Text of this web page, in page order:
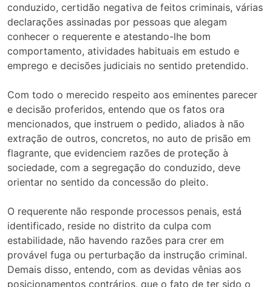
conduzido, certidão negativa de feitos criminais, várias
declarações assinadas por pessoas que alegam
conhecer o requerente e atestando-lhe bom
comportamento, atividades habituais em estudo e
emprego e decisões judiciais no sentido pretendido.
Com todo o merecido respeito aos eminentes parecer
e decisão proferidos, entendo que os fatos ora
mencionados, que instruem o pedido, aliados à não
extração de outros, concretos, no auto de prisão em
flagrante, que evidenciem razões de proteção à
sociedade, com a segregação do conduzido, deve
orientar no sentido da concessão do pleito.
O requerente não responde processos penais, está
identificado, reside no distrito da culpa com
estabilidade, não havendo razões para crer em
provável fuga ou perturbação da instrução criminal.
Demais disso, entendo, com as devidas vênias aos
posicionamentos contrários, que o fato de ter sido o